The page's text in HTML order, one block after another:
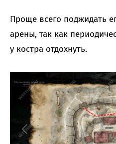
Проще всего поджидать
арены, так как
у костра отдохнуть.